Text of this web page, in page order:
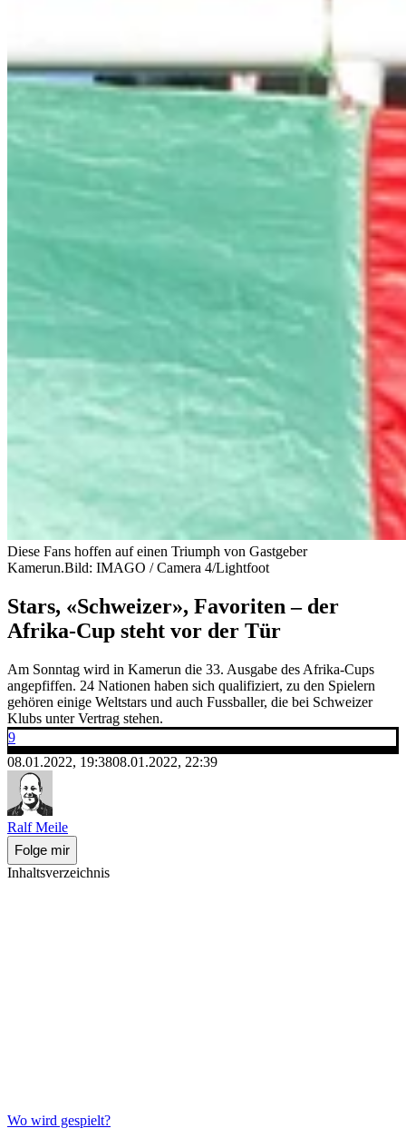
Diese Fans hoffen auf einen Triumph von Gastgeber
Kamerun.Bild: IMAGO / Camera 4/Lightfoot
Stars, «Schweizer», Favoriten – der
Afrika-Cup steht vor der Tür
Am Sonntag wird in Kamerun die 33. Ausgabe des Afrika-Cups
angepfiffen. 24 Nationen haben sich qualifiziert, zu den Spielern
gehören einige Weltstars und auch Fussballer, die bei Schweizer
Klubs unter Vertrag stehen.
9
08.01.2022, 19:3808.01.2022, 22:39
Ralf Meile
Folge mir
Inhaltsverzeichnis
Wo wird gespielt?